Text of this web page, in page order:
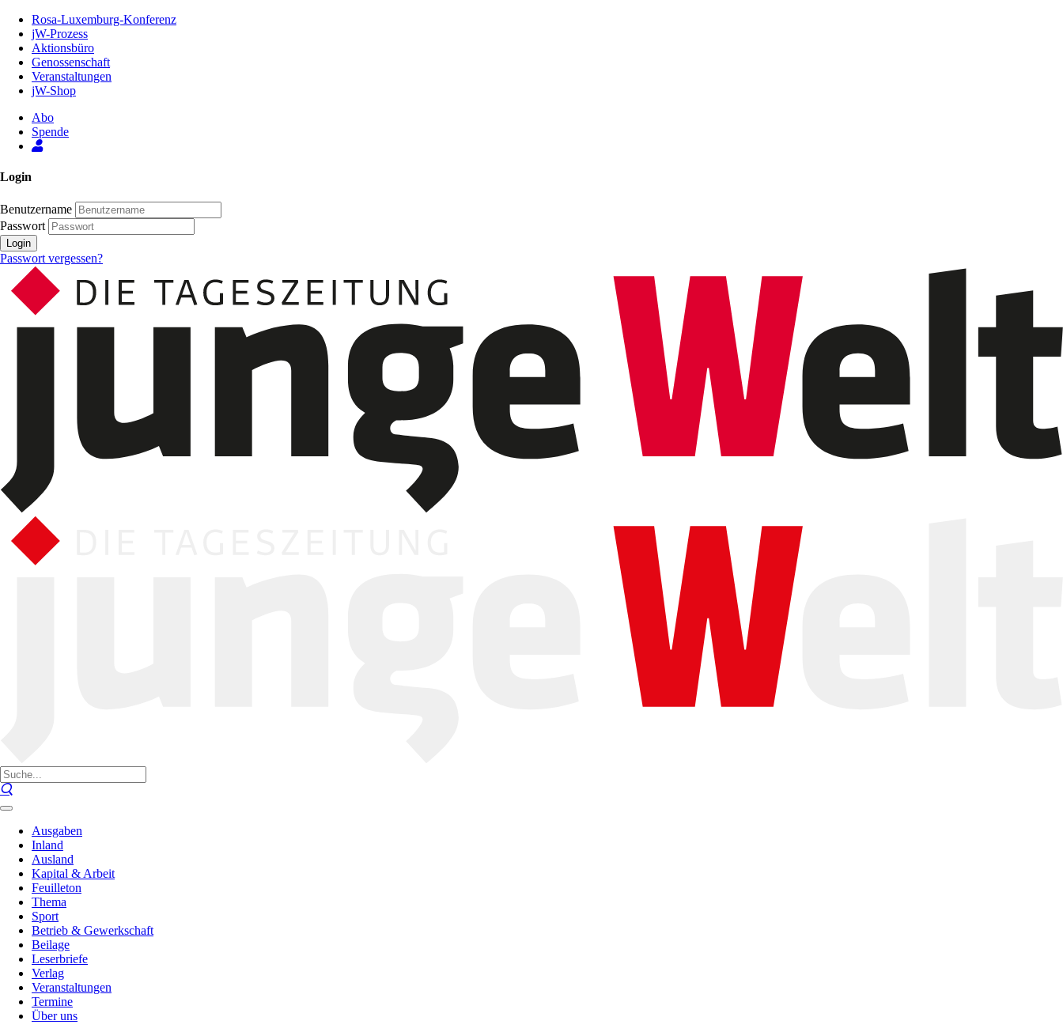
Inhalt
Seite
Rosa-Luxemburg-Konferenz
jW-Prozess
Aktionsbüro
Genossenschaft
Veranstaltungen
jW-Shop
Abo
Spende
Login
Benutzername
Passwort
Login
Passwort vergessen?
Ausgaben
Inland
Ausland
Kapital & Arbeit
Feuilleton
Thema
Sport
Betrieb & Gewerkschaft
Beilage
Leserbriefe
Verlag
Veranstaltungen
Termine
Über uns